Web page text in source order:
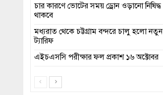
চার কারণে ভোটের সময় ড্রোন ওড়ানো নিষিদ্ধ
থাকবে
মধ্যরাত থেকে চট্টগ্রাম বন্দরে চালু হলো নতুন
ট্যারিফ
এইচএসসি পরীক্ষার ফল প্রকাশ ১৬ অক্টোবর